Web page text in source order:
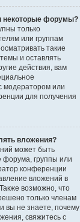
некоторые форумы?
только
или группам
такие
и оставлять
действия, вам
модератором или
для получения
вложения?
может быть
форума, группы или
конференции
вложений в
возможно, что
только членам
вы не знаете, почему
свяжитесь с